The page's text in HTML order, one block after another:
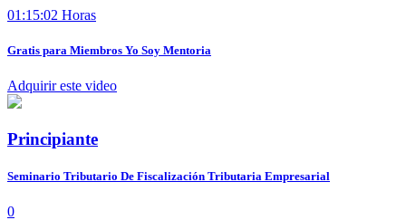
01:15:02 Horas
Gratis para Miembros Yo Soy Mentoria
Adquirir este video
Principiante
Seminario Tributario De Fiscalización Tributaria Empresarial
0